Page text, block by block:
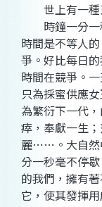
世上有一種
時鐘一分一
時間是不等人
爭。好比每日
時間在競爭。
只為採蜜供應
為繁衍下一代
瘁，奉獻一生
麗……。大自然
分一秒毫不停
的我們，擁有
它，使其發揮